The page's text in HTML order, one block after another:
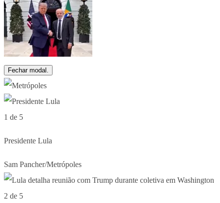
Fechar modal.
1 de 5
Presidente Lula
Sam Pancher/Metrópoles
2 de 5